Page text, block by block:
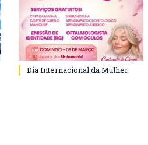
Dia Internacional da Mulher